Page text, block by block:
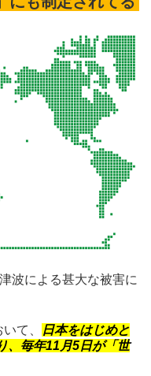
波による甚大な被害に
て、
日本をはじめと
、毎年11月5日が「世